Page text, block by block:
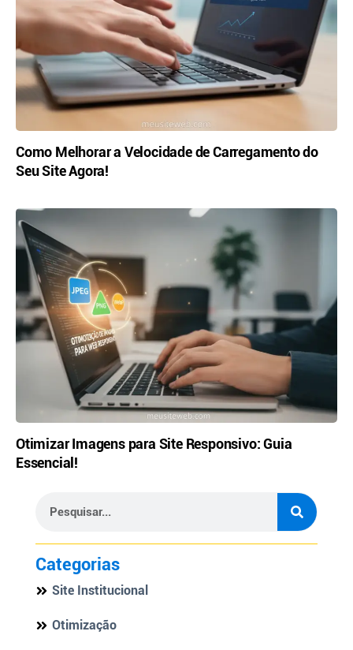
Como Melhorar a Velocidade de Carregamento do
Seu Site Agora!
Otimizar Imagens para Site Responsivo: Guia
Essencial!
Categorias
Site Institucional
Otimização